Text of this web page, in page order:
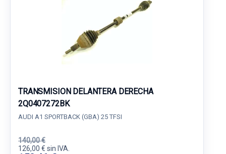
TRANSMISION DELANTERA DERECHA
2Q0407272BK
AUDI A1 SPORTBACK (GBA) 25 TFSI
140,00 €
126,00 € sin IVA.